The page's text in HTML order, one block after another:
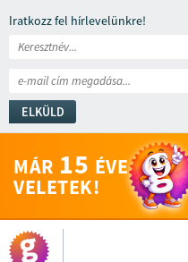
Iratkozz fel hírlevelünkre!
ELKÜLD
MÁR 15 ÉVE
VELETEK!